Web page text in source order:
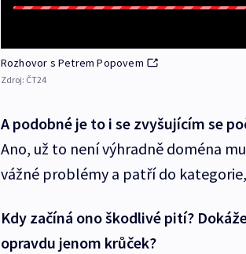
Rozhovor s Petrem Popovem
Zdroj: ČT24
A podobné je to i se zvyšujícím se
Ano, už to není výhradně doména
vážné problémy a patří do
Kdy začíná ono škodlivé pití?
opravdu jenom krůček?